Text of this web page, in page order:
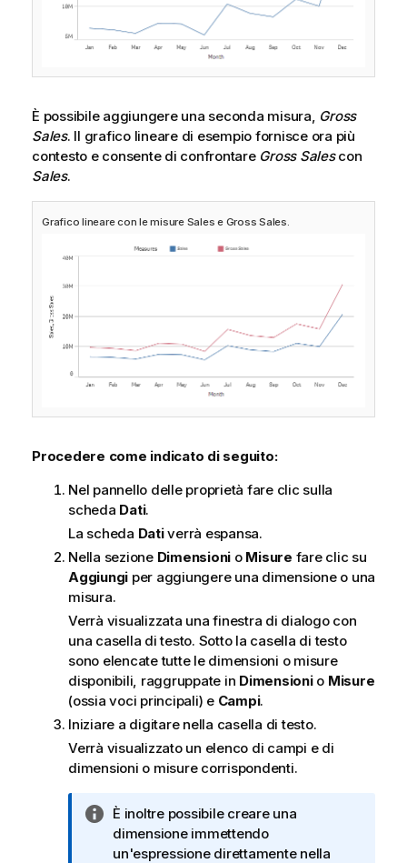
È possibile aggiungere una seconda misura, Gross
Sales. Il grafico lineare di esempio fornisce ora più
contesto e consente di confrontare Gross Salescon
Sales.
Grafico lineare con le misure Sales e Gross Sales.
Procedere come indicato di seguito:
Nel pannello delle proprietà fare clic sulla
scheda Dati.
La scheda Dativerrà espansa.
Nella sezione Dimensioni o Misure fare clic su
Aggiungi per aggiungere una dimensione o una
misura.
Verrà visualizzata una finestra di dialogo con
una casella di testo. Sotto la casella di testo
sono elencate tutte le dimensioni o misure
disponibili, raggruppate in Dimensionio Misure
(ossia voci principali) e Campi.
Iniziare a digitare nella casella di testo.
Verrà visualizzato un elenco di campi e di
dimensioni o misure corrispondenti.
N
o
t
È inoltre possibile creare una
dimensione immettendo
un'espressione direttamente nella